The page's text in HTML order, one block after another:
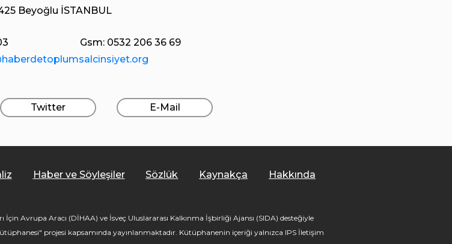
Beyoğlu İSTANBUL
Gsm: 0532 206 36 69
Twitter E-Mail
Haber ve Söyleşiler Sözlük Kaynakça Hakkında
Avrupa Aracı (DİHAA) ve İsveç Uluslararası Kalkınma İşbirliği Ajansı (SIDA) desteğiyle
projesi kapsamında yayınlanmaktadır. Kütüphanenin içeriği yalnızca IPS İletişim